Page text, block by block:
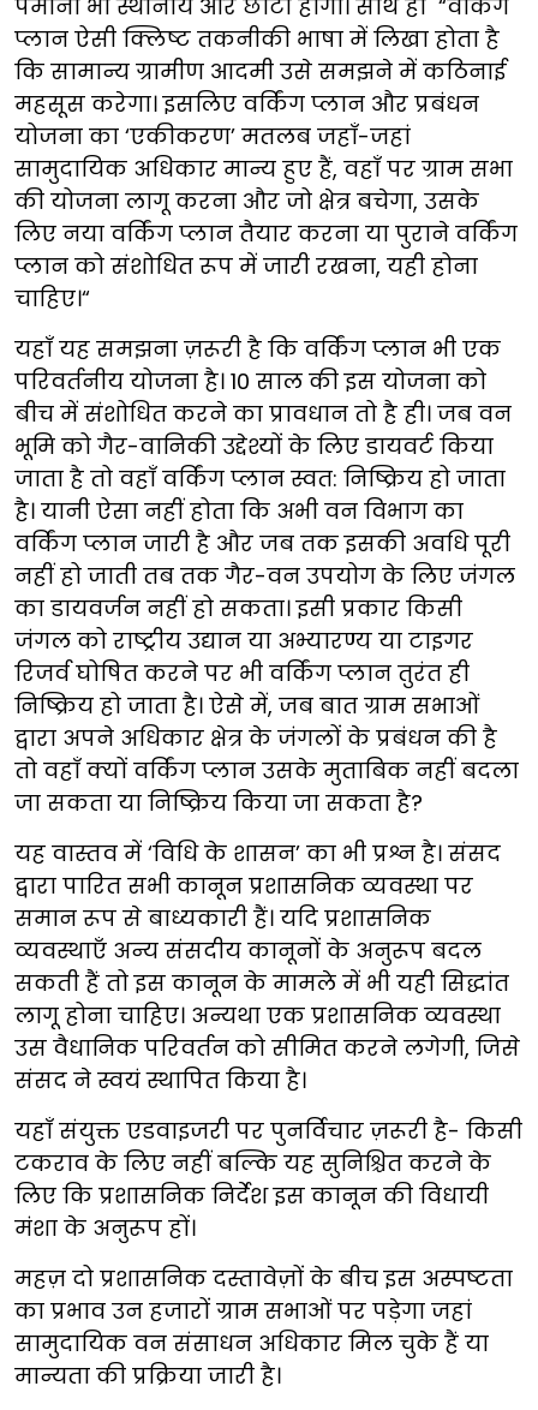
पैमाना भी स्थानीय और छोटा होगा। साथ ही “वर्किंग
प्लान ऐसी क्लिष्ट तकनीकी भाषा में लिखा होता है
कि सामान्य ग्रामीण आदमी उसे समझने में कठिनाई
महसूस करेगा। इसलिए वर्किंग प्लान और प्रबंधन
योजना का ‘एकीकरण’ मतलब जहाँ-जहां
सामुदायिक अधिकार मान्य हुए हैं, वहाँ पर ग्राम सभा
की योजना लागू करना और जो क्षेत्र बचेगा, उसके
लिए नया वर्किंग प्लान तैयार करना या पुराने वर्किंग
प्लान को संशोधित रूप में जारी रखना, यही होना
चाहिए।“
यहाँ यह समझना ज़रूरी है कि वर्किंग प्लान भी एक
परिवर्तनीय योजना है। 10 साल की इस योजना को
बीच में संशोधित करने का प्रावधान तो है ही। जब वन
भूमि को गैर-वानिकी उद्देश्यों के लिए डायवर्ट किया
जाता है तो वहाँ वर्किंग प्लान स्वत: निष्क्रिय हो जाता
है। यानी ऐसा नहीं होता कि अभी वन विभाग का
वर्किंग प्लान जारी है और जब तक इसकी अवधि पूरी
नहीं हो जाती तब तक गैर-वन उपयोग के लिए जंगल
का डायवर्जन नहीं हो सकता। इसी प्रकार किसी
जंगल को राष्ट्रीय उद्यान या अभ्यारण्य या टाइगर
रिजर्व घोषित करने पर भी वर्किंग प्लान तुरंत ही
निष्क्रिय हो जाता है। ऐसे में, जब बात ग्राम सभाओं
द्वारा अपने अधिकार क्षेत्र के जंगलों के प्रबंधन की है
तो वहाँ क्यों वर्किंग प्लान उसके मुताबिक नहीं बदला
जा सकता या निष्क्रिय किया जा सकता है?
यह वास्तव में ‘विधि के शासन’ का भी प्रश्न है। संसद
द्वारा पारित सभी कानून प्रशासनिक व्यवस्था पर
समान रूप से बाध्यकारी हैं। यदि प्रशासनिक
व्यवस्थाएँ अन्य संसदीय कानूनों के अनुरूप बदल
सकती हैं तो इस कानून के मामले में भी यही सिद्धांत
लागू होना चाहिए। अन्यथा एक प्रशासनिक व्यवस्था
उस वैधानिक परिवर्तन को सीमित करने लगेगी, जिसे
संसद ने स्वयं स्थापित किया है।
यहाँ संयुक्त एडवाइजरी पर पुनर्विचार ज़रूरी है- किसी
टकराव के लिए नहीं बल्कि यह सुनिश्चित करने के
लिए कि प्रशासनिक निर्देश इस कानून की विधायी
मंशा के अनुरूप हों।
महज़ दो प्रशासनिक दस्तावेज़ों के बीच इस अस्पष्टता
का प्रभाव उन हजारों ग्राम सभाओं पर पड़ेगा जहां
सामुदायिक वन संसाधन अधिकार मिल चुके हैं या
मान्यता की प्रक्रिया जारी है।